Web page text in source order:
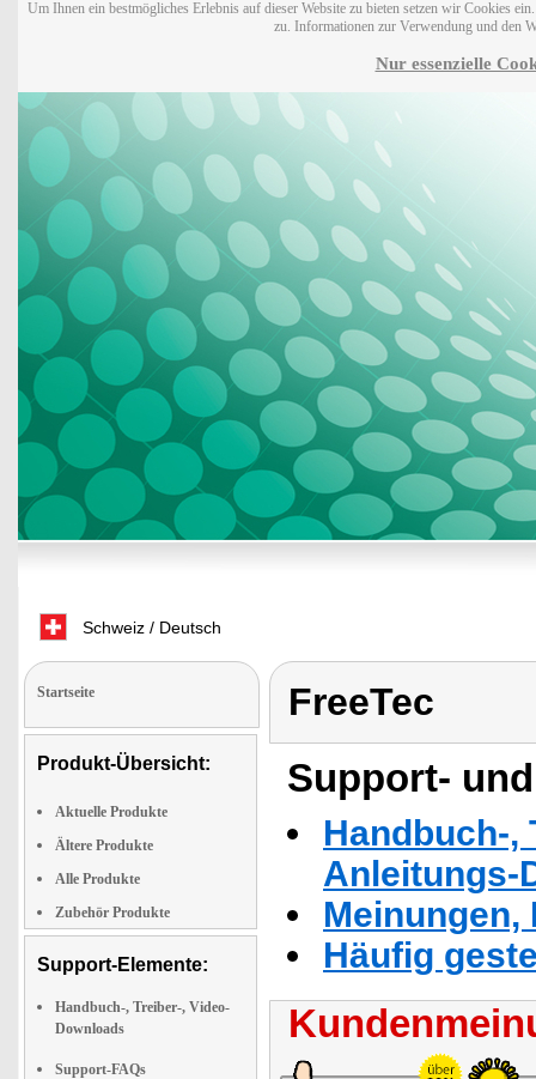
Um Ihnen ein bestmögliches Erlebnis auf dieser Website zu bieten setzen wir Cookies
zu. Informationen zur Verwendung und den
Nur essenzielle
Schweiz / Deutsch
Startseite
Produkt-Übersicht:
Aktuelle Produkte
Ältere Produkte
Alle Produkte
Zubehör Produkte
Support-Elemente:
Handbuch-, Treiber-, Video-
Downloads
Support-FAQs
FreeTec
Support-
Handbuch-,
Anleitungs-
Häufig